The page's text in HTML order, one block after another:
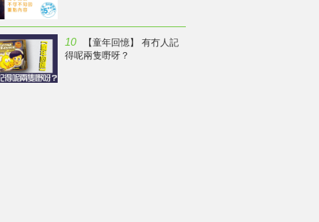
10
【童年回憶】 有冇人記
得呢兩隻嘢呀？